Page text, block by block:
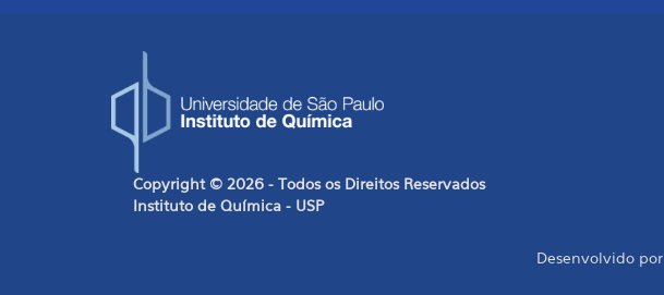
Copyright © 2026 - Todos os Direitos Reservados
Instituto de Química - USP
Desenvolvido por